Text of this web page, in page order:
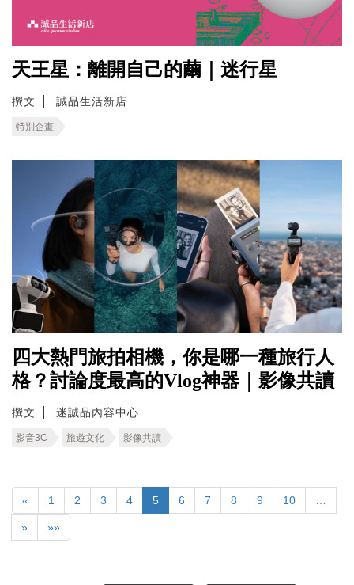
天王星：離開自己的繭｜迷行星
撰文 誠品生活新店
特別企畫
四大熱門旅拍相機，你是哪一種旅行人
格？討論度最高的Vlog神器｜影像共讀
撰文 迷誠品內容中心
影音3C 旅遊文化 影像共讀
« 1 2 3 4 5 6 7 8 9 10
» »»